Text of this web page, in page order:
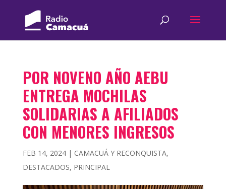
POR NOVENO AÑO AEBU
ENTREGA MOCHILAS
SOLIDARIAS A AFILIADOS
CON MENORES INGRESOS
FEB 14, 2024| CAMACUÁ Y RECONQUISTA,
DESTACADOS, PRINCIPAL